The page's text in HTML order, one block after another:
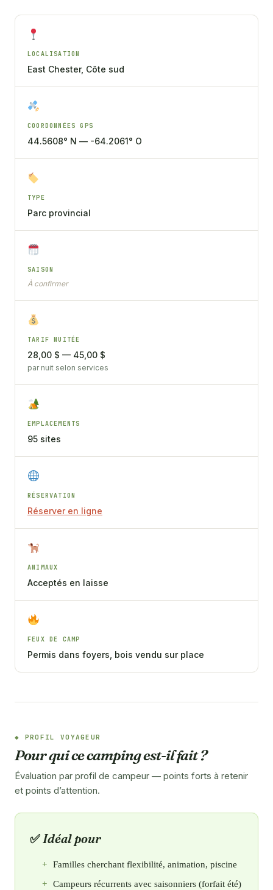
LOCALISATION
East Chester, Côte sud
COORDONNÉES GPS
44.5608° N — -64.2061° O
TYPE
Parc provincial
SAISON
À confirmer
TARIF NUITÉE
28,00 $ — 45,00 $
par nuit selon services
EMPLACEMENTS
95 sites
RÉSERVATION
Réserver en ligne
ANIMAUX
Acceptés en laisse
FEUX DE CAMP
Permis dans foyers, bois vendu sur place
PROFIL VOYAGEUR
Pour qui ce camping est-il fait ?
Évaluation par profil de campeur — points forts à retenir
et points d’attention.
Idéal pour
Familles cherchant flexibilité, animation, piscine
Campeurs récurrents avec saisonniers (forfait été)